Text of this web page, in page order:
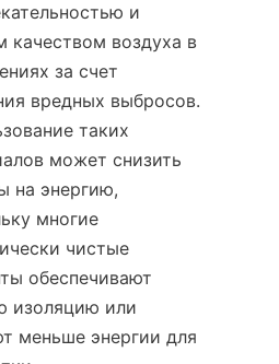
и
качеством воздуха в
за счет
вредных выбросов.
таких
может снизить
на энергию,
многие
чистые
обеспечивают
изоляцию или
меньше энергии для